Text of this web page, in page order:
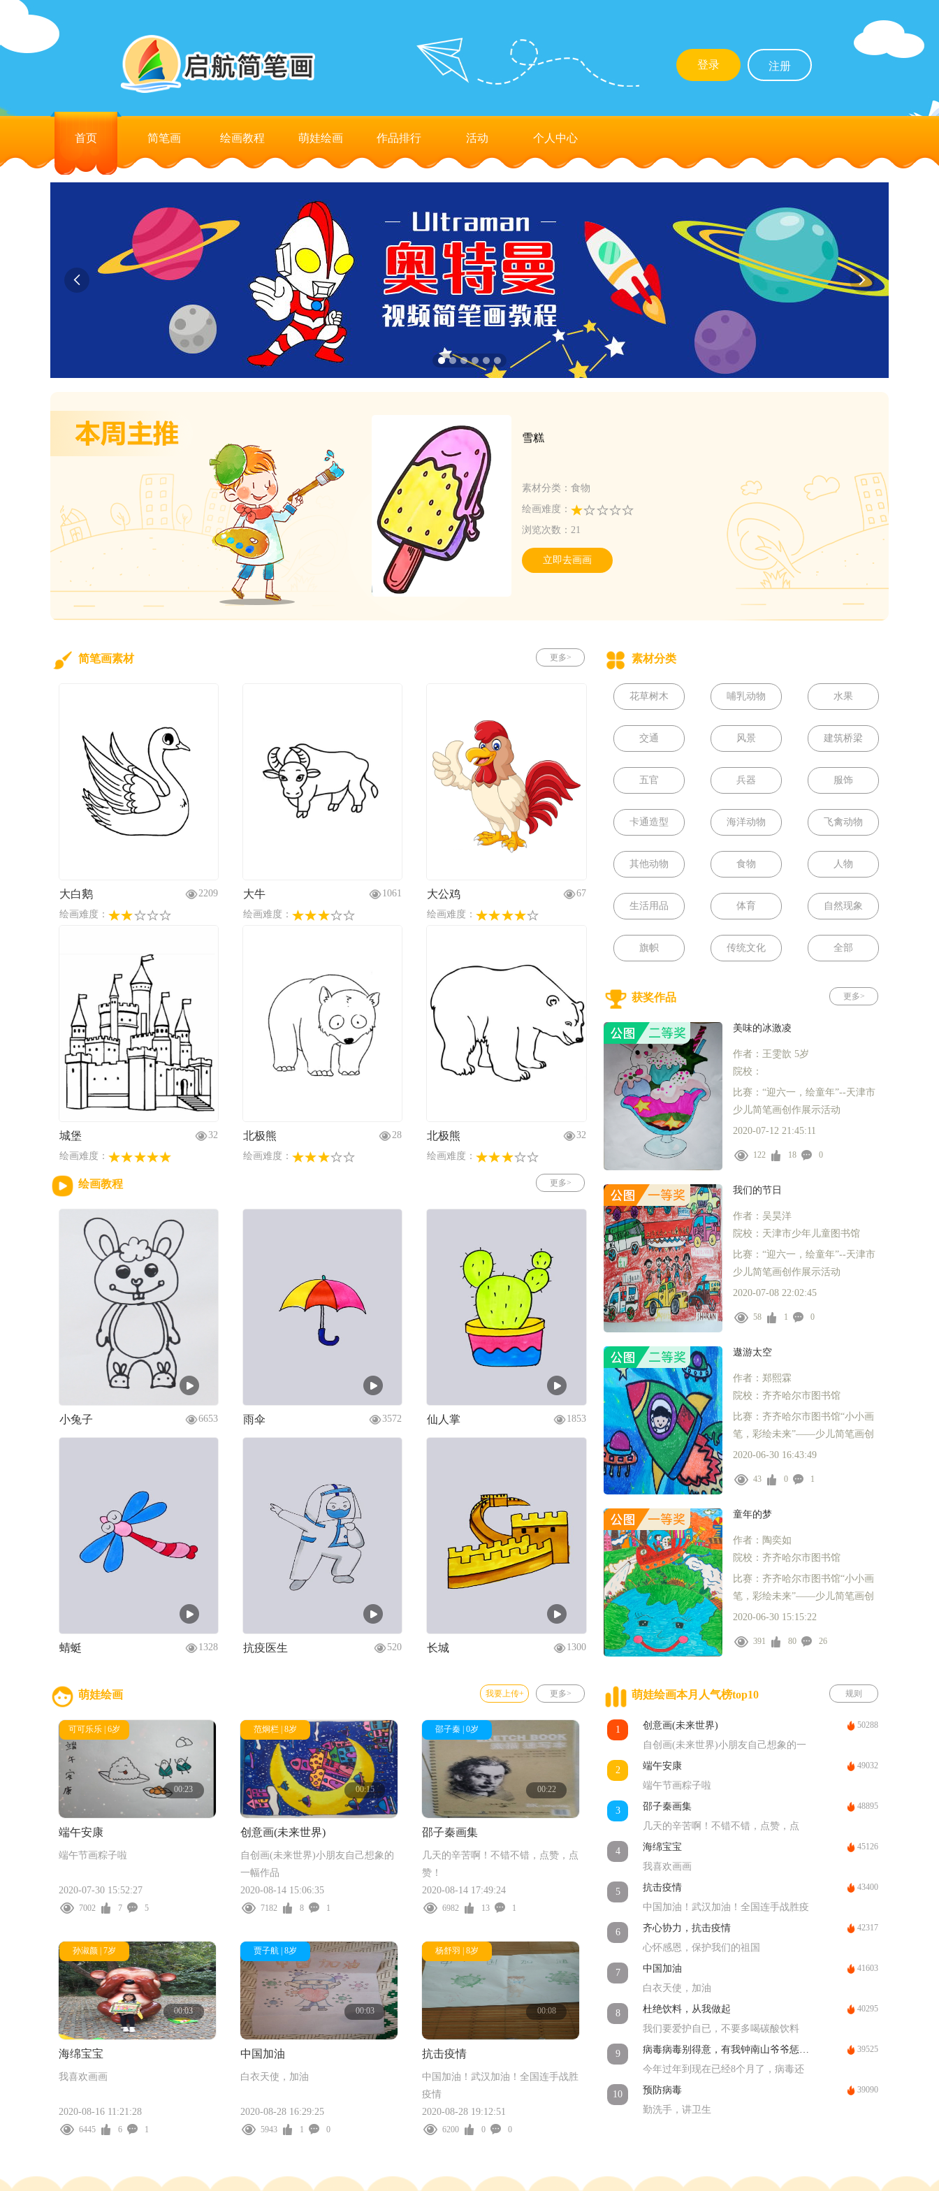
注册
登录
首页 简笔画 绘画教程 萌娃绘画 作品排行 活动 个人中心
 
雪糕
素材分类：食物
绘画难度：
浏览次数：21
立即去画画
简笔画素材 更多>
大白鹅
2209
绘画难度：
大牛
1061
绘画难度：
大公鸡
67
绘画难度：
城堡
32
绘画难度：
北极熊
28
绘画难度：
北极熊
32
绘画难度：
绘画教程 更多>
小兔子 6653 雨伞 3572 仙人掌 1853
蜻蜓 1328 抗疫医生 520 长城 1300
素材分类
花草树木 哺乳动物 水果
交通 风景 建筑桥梁
五官 兵器 服饰
卡通造型 海洋动物 飞禽动物
其他动物 食物 人物
生活用品 体育 自然现象
旗帜 传统文化 全部
获奖作品 更多>
美味的冰激凌
作者：王雯歆 5岁
院校：
比赛：“迎六一，绘童年”--天津市
少儿简笔画创作展示活动
2020-07-12 21:45:11
122 18 0
我们的节日
作者：吴昊洋
院校：天津市少年儿童图书馆
比赛：“迎六一，绘童年”--天津市
少儿简笔画创作展示活动
2020-07-08 22:02:45
58 1 0
遨游太空
作者：郑熙霖
院校：齐齐哈尔市图书馆
比赛：齐齐哈尔市图书馆“小小画
笔，彩绘未来”——少儿简笔画创
作展示活动
2020-06-30 16:43:49
43 0 1
童年的梦
作者：陶奕如
院校：齐齐哈尔市图书馆
比赛：齐齐哈尔市图书馆“小小画
笔，彩绘未来”——少儿简笔画创
作展示活动
2020-06-30 15:15:22
391 80 26
萌娃绘画 更多>
我要上传+
可可乐乐 | 6岁
00:23
端午安康
端午节画粽子啦
2020-07-30 15:52:27
7002 7 5
范炯栏 | 8岁
00:15
创意画(未来世界)
自创画(未来世界)小朋友自己想象的
一幅作品
2020-08-14 15:06:35
7182 8 1
邵子秦 | 0岁
00:22
邵子秦画集
几天的辛苦啊！不错不错，点赞，点
赞！
2020-08-14 17:49:24
6982 13 1
孙淑颜 | 7岁
00:03
海绵宝宝
我喜欢画画
2020-08-16 11:21:28
6445 6 1
贾子航 | 8岁
00:03
中国加油
白衣天使，加油
2020-08-28 16:29:25
5943 1 0
杨舒羽 | 8岁
00:08
抗击疫情
中国加油！武汉加油！全国连手战胜
疫情
2020-08-28 19:12:51
6200 0 0
萌娃绘画本月人气榜top10 规则
1
创意画(未来世界)
自创画(未来世界)小朋友自己想象的一
幅作品
50288
2
端午安康
端午节画粽子啦
49032
3
邵子秦画集
几天的辛苦啊！不错不错，点赞，点
赞！
48895
4
海绵宝宝
我喜欢画画
45126
5
抗击疫情
中国加油！武汉加油！全国连手战胜疫
情
43400
6
齐心协力，抗击疫情
心怀感恩，保护我们的祖国
42317
7
中国加油
白衣天使，加油
41603
8
杜绝饮料，从我做起
我们要爱护自已，不要多喝碳酸饮料
40295
9
病毒病毒别得意，有我钟南山爷爷惩治你
今年过年到现在已经8个月了，病毒还
没有完全结束，大家还是要勤洗手戴口
罩
39525
10
预防病毒
勤洗手，讲卫生
39090